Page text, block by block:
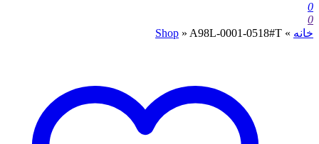
0
0
خانه »
Shop » A98L-0001-0518#T